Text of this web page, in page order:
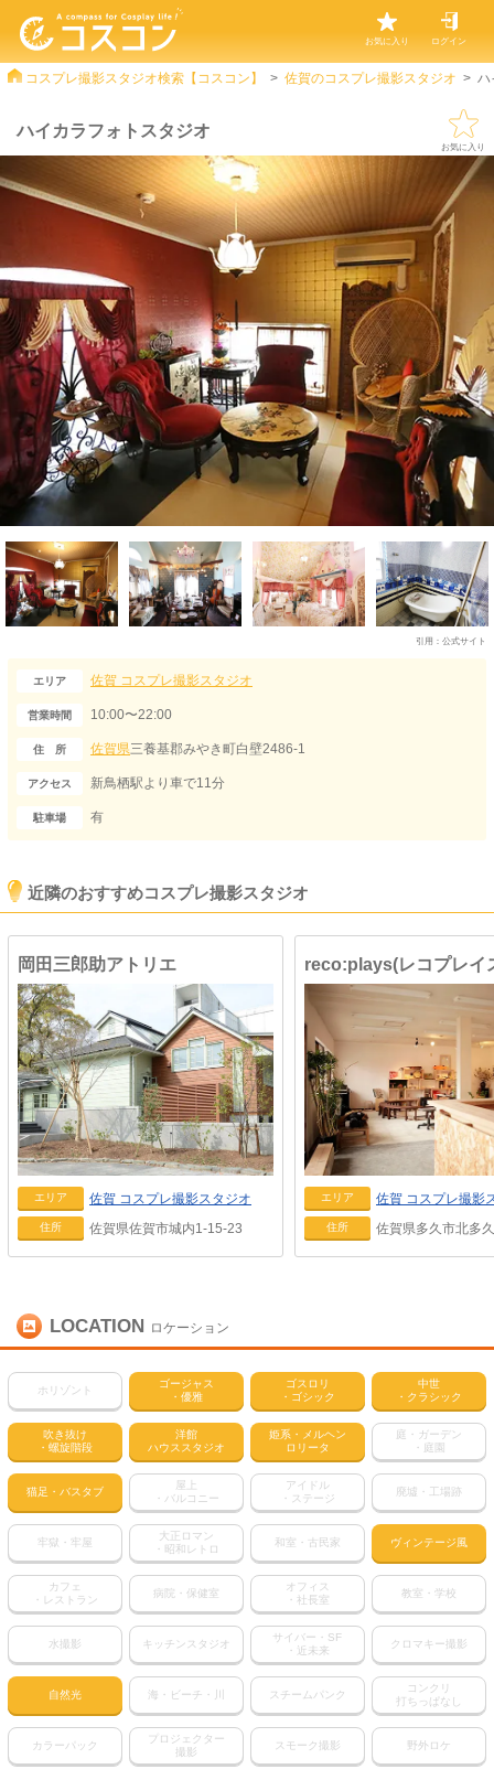
お気に入り ログイン
コスプレ撮影スタジオ検索【コスコン】 佐賀のコスプレ撮影スタジオ ハ
ハイカラフォトスタジオ
お気に入り
引用： 公式サイト
エリア 佐賀 コスプレ撮影スタジオ
営業時間 10:00〜22:00
住 所 佐賀県三養基郡みやき町白壁2486-1
アクセス 新鳥栖駅より車で11分
駐車場 有
近隣のおすすめコスプレ撮影スタジオ
岡田三郎助アトリエ
エリア 佐賀 コスプレ撮影スタジオ
住所 佐賀県佐賀市城内1-15-23
reco:plays(レコプレイ
エリア 佐賀 コスプレ撮影
住所 佐賀県多久市北多
LOCATION ロケーション
ホリゾント
ゴージャス
・優雅
ゴスロリ
・ゴシック
中世
・クラシック
吹き抜け
・螺旋階段
洋館
ハウススタジオ
姫系・メルヘン
ロリータ
庭・ガーデン
・庭園
猫足・バスタブ
屋上
・バルコニー
アイドル
・ステージ
廃墟・工場跡
牢獄・牢屋
大正ロマン
・昭和レトロ
和室・古民家 ヴィンテージ風
カフェ
・レストラン
病院・保健室
オフィス
・社長室
教室・学校
水撮影 キッチンスタジオ
サイバー・SF
・近未来
クロマキー撮影
自然光 海・ビーチ・川 スチームパンク
コンクリ
打ちっぱなし
カラーパック
プロジェクター
撮影
スモーク撮影 野外ロケ